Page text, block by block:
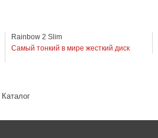
Rainbow 2 Slim
Самый тонкий в мире жесткий диск
Каталог